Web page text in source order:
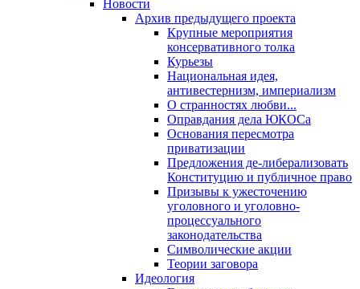
Новости
Архив предыдущего проекта
Крупные мероприятия
консервативного толка
Курьезы
Национальная идея,
антивестернизм, империализм
О странностях любви...
Оправдания дела ЮКОСа
Основания пересмотра
приватизации
Предложения де-либерализовать
Конституцию и публичное право
Призывы к ужесточению
уголовного и уголовно-
процессуального
законодательства
Символические акции
Теории заговора
Идеология